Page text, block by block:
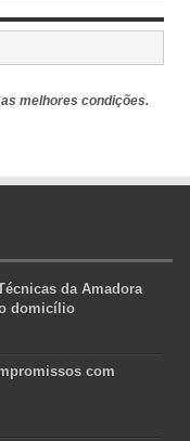
melhores condições.
da Amadora
domicílio
com